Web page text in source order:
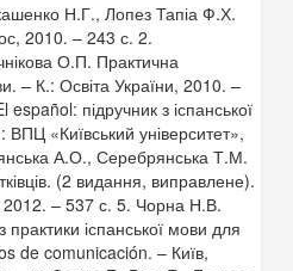
Н.Г., Лопез Тапіа Ф.Х.
2010. – 243 с. 2.
О.П. Практична
– К.: Освіта України, 2010. –
підручник з іспанської
«Київський університет»,
А.О., Серебрянська Т.М.
(2 видання, виправлене).
– 537 с. 5. Чорна Н.В.
практики іспанської мови для
de comunicación. – Київ,